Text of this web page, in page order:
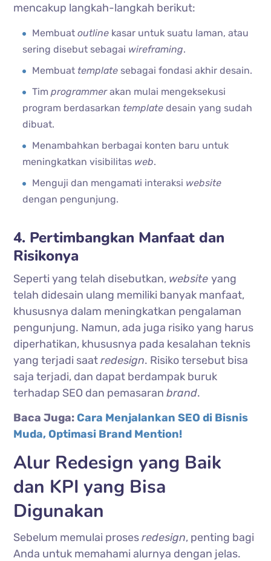
mencakup langkah-langkah berikut:
Membuatoutline kasar untuk suatu laman, atau
sering disebut sebagai wireframing.
Membuat template sebagai fondasi akhir desain.
Timprogrammerakan mulai mengeksekusi
program berdasarkan template desain yang sudah
dibuat.
Menambahkan berbagai konten baru untuk
meningkatkan visibilitas web.
Menguji dan mengamati interaksi website
dengan pengunjung.
4. Pertimbangkan Manfaat dan
Risikonya
Seperti yang telah disebutkan, websiteyang
telah didesain ulang memiliki banyak manfaat,
khususnya dalam meningkatkan pengalaman
pengunjung. Namun, ada juga risiko yang harus
diperhatikan, khususnya pada kesalahan teknis
yang terjadi saatredesign. Risiko tersebut bisa
saja terjadi, dan dapat berdampak buruk
terhadap SEO dan pemasaranbrand.
Baca Juga:Cara Menjalankan SEO di Bisnis
Muda, Optimasi Brand Mention!
Alur Redesign yang Baik
dan KPI yang Bisa
Digunakan
Sebelum memulai prosesredesign, penting bagi
Anda untuk memahami alurnya dengan jelas.